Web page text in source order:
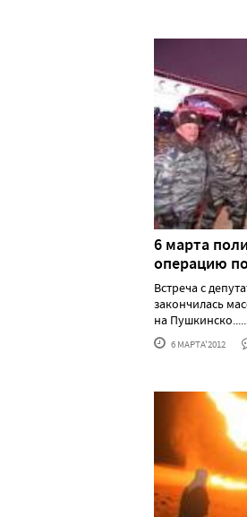
6 марта
операцию
Встреча с
закончилась
на
6 МАРТА'2012